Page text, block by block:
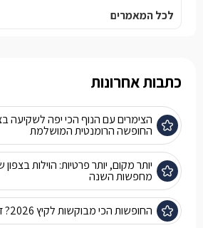
לכל המאמרים
כתבות אחרונות
הצימרים עם הנוף הכי יפה לשקיעה
החופשה הרומנטית המושלמת
יותר מקום, יותר פרטיות: הוילות
מחפשות השנה
החופשות הכי מבוקשות לקיץ 2026? דווקא אמצע שבוע